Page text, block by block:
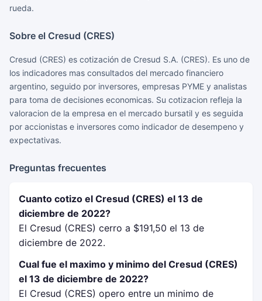
rueda.
Sobre el Cresud (CRES)
Cresud (CRES) es cotización de Cresud S.A. (CRES). Es uno de
los indicadores mas consultados del mercado financiero
argentino, seguido por inversores, empresas PYME y analistas
para toma de decisiones economicas. Su cotizacion refleja la
valoracion de la empresa en el mercado bursatil y es seguida
por accionistas e inversores como indicador de desempeno y
expectativas.
Preguntas frecuentes
Cuanto cotizo el Cresud (CRES) el 13 de
diciembre de 2022?
El Cresud (CRES) cerro a $191,50 el 13 de
diciembre de 2022.
Cual fue el maximo y minimo del Cresud (CRES)
el 13 de diciembre de 2022?
El Cresud (CRES) opero entre un minimo de